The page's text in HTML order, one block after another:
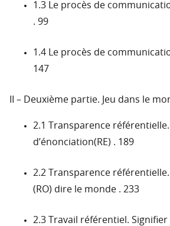
1.3 Le procès de
. 99
1.4 Le procès de
147
II – Deuxième partie. Jeu dans le
2.1 Transparence
d’énonciation(RE) . 189
2.2 Transparence
(RO) dire le monde . 233
2.3 Travail référentiel. Signifier